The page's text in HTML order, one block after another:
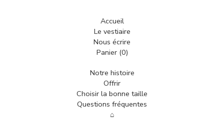
Accueil
Le vestiaire
Nous écrire
Panier (0)
Notre histoire
Offrir
Choisir la bonne taille
Questions fréquentes
⌂